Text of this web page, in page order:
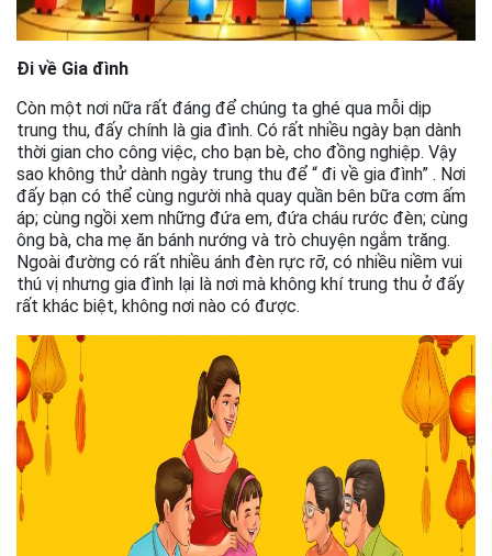
Đi về Gia đình
Còn một nơi nữa rất đáng để chúng ta ghé qua mỗi dịp
trung thu, đấy chính là gia đình. Có rất nhiều ngày bạn dành
thời gian cho công việc, cho bạn bè, cho đồng nghiệp. Vậy
sao không thử dành ngày trung thu để “ đi về gia đình” . Nơi
đấy bạn có thể cùng người nhà quay quần bên bữa cơm ấm
áp; cùng ngồi xem những đứa em, đứa cháu rước đèn; cùng
ông bà, cha mẹ ăn bánh nướng và trò chuyện ngắm trăng.
Ngoài đường có rất nhiều ánh đèn rực rỡ, có nhiều niềm vui
thú vị nhưng gia đình lại là nơi mà không khí trung thu ở đấy
rất khác biệt, không nơi nào có được.